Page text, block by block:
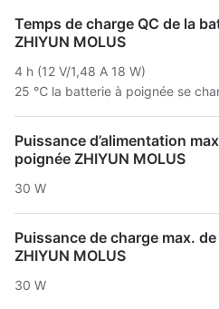
Temps de charge QC de la
ZHIYUN MOLUS
4 h (12 V/1,48 A 18 W)
25 ℃ la batterie à poignée se
Puissance d’alimentation
poignée ZHIYUN MOLUS
30 W
Puissance de charge max.
ZHIYUN MOLUS
30 W